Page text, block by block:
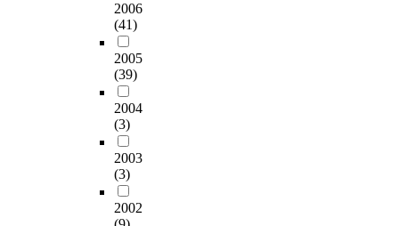
2006
(41)
2005
(39)
2004
(3)
2003
(3)
2002